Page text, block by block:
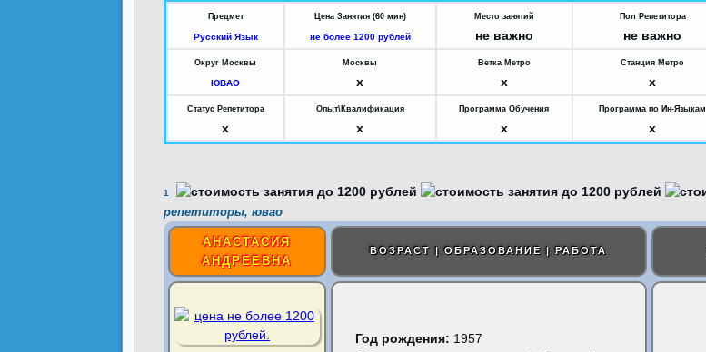
Предмет
Русский Язык
Цена Занятия (60 мин)
не более 1200 рублей
Место занятий
не важно
Пол Репетитора
не важно
Округ Москвы
ЮВАО
Москвы
x
Ветка Метро
x
Станция Метро
x
Статус Репетитора
x
Опыт\Квалификация
x
Программа Обучения
x
Программа по Ин-Языкам
x
1
репетиторы, ювао
АНАСТАСИЯ
АНДРЕЕВНА
ВОЗРАСТ | ОБРАЗОВАНИЕ | РАБОТА
Год рождения: 1957